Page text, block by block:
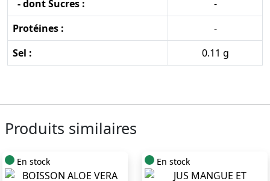
- dont Sucres :
-
Protéines :
-
Sel :
0.11 g
Produits similaires
En stock En stock